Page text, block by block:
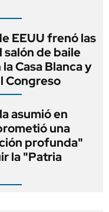
EEUU frenó las
salón de baile
Casa Blanca y
Congreso
asumió en
una
profunda"
la "Patria